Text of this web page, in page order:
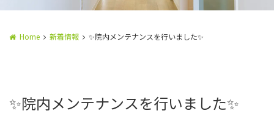
Home 新着情報 ✨院内メンテナンスを行いました✨
✨院内メンテナンスを行いました✨